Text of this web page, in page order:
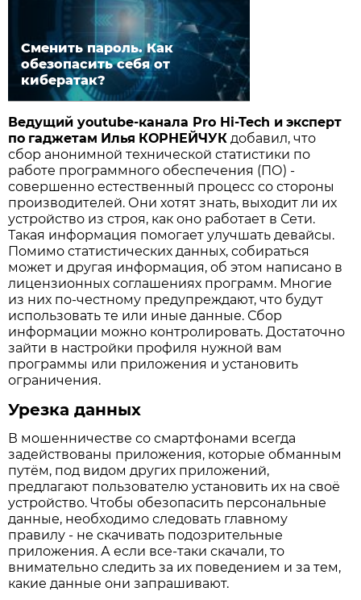
Сменить пароль. Как
обезопасить себя от
кибератак?
Ведущий youtube-канала Pro Hi-Tech и эксперт
по гаджетам Илья КОРНЕЙЧУК добавил, что
сбор анонимной технической статистики по
работе программного обеспечения (ПО) -
совершенно естественный процесс со стороны
производителей. Они хотят знать, выходит ли их
устройство из строя, как оно работает в Сети.
Такая информация помогает улучшать девайсы.
Помимо статистических данных, собираться
может и другая информация, об этом написано в
лицензионных соглашениях программ. Многие
из них по-честному предупреждают, что будут
использовать те или иные данные. Сбор
информации можно контролировать. Достаточно
зайти в настройки профиля нужной вам
программы или приложения и установить
ограничения.
Урезка данных
В мошенничестве со смартфонами всегда
задействованы приложения, которые обманным
путём, под видом других приложений,
предлагают пользователю установить их на своё
устройство. Чтобы обезопасить персональные
данные, необходимо следовать главному
правилу - не скачивать подозрительные
приложения. А если все-таки скачали, то
внимательно следить за их поведением и за тем,
какие данные они запрашивают.